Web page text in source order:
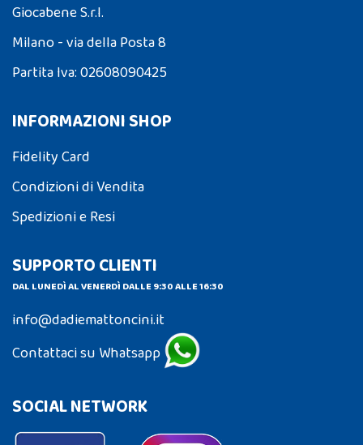
Giocabene S.r.l.
Milano - via della Posta 8
Partita Iva: 02608090425
INFORMAZIONI SHOP
Fidelity Card
Condizioni di Vendita
Spedizioni e Resi
SUPPORTO CLIENTI
DAL LUNEDÌ AL VENERDÌ DALLE 9:30 ALLE 16:30
info@dadiemattoncini.it
Contattaci su Whatsapp
SOCIAL NETWORK